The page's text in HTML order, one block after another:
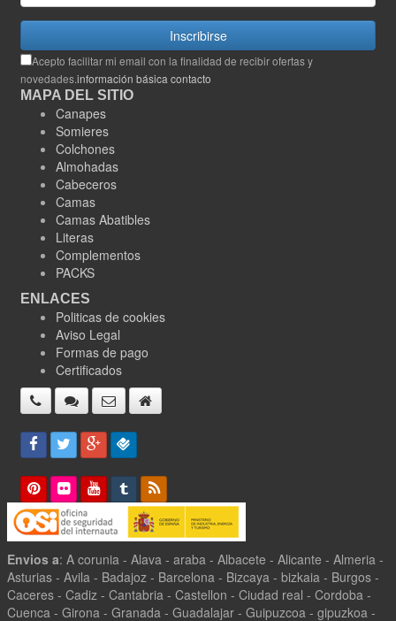
Inscribirse
Acepto facilitar mi email con la finalidad de recibir ofertas y
novedades.información básica contacto
MAPA DEL SITIO
Canapes
Somieres
Colchones
Almohadas
Cabeceros
Camas
Camas Abatibles
Literas
Complementos
PACKS
ENLACES
Politicas de cookies
Aviso Legal
Formas de pago
Certificados
Envios a: A corunia - Alava - araba - Albacete - Alicante - Almeria -
Asturias - Avila - Badajoz - Barcelona - Bizcaya - bizkaia - Burgos -
Caceres - Cadiz - Cantabria - Castellon - Ciudad real - Cordoba -
Cuenca - Girona - Granada - Guadalajar - Guipuzcoa - gipuzkoa -